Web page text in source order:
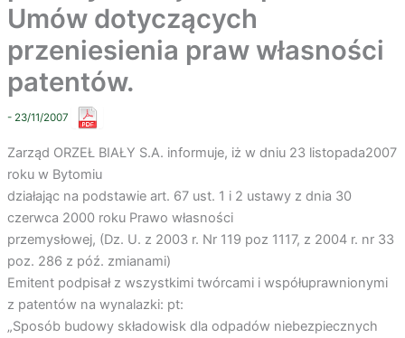
Umów dotyczących
przeniesienia praw własności
patentów.
- 23/11/2007
Zarząd ORZEŁ BIAŁY S.A. informuje, iż w dniu 23 listopada2007
roku w Bytomiu
działając na podstawie art. 67 ust. 1 i 2 ustawy z dnia 30
czerwca 2000 roku Prawo własności
przemysłowej, (Dz. U. z 2003 r. Nr 119 poz 1117, z 2004 r. nr 33
poz. 286 z póź. zmianami)
Emitent podpisał z wszystkimi twórcami i współuprawnionymi
z patentów na wynalazki: pt:
„Sposób budowy składowisk dla odpadów niebezpiecznych